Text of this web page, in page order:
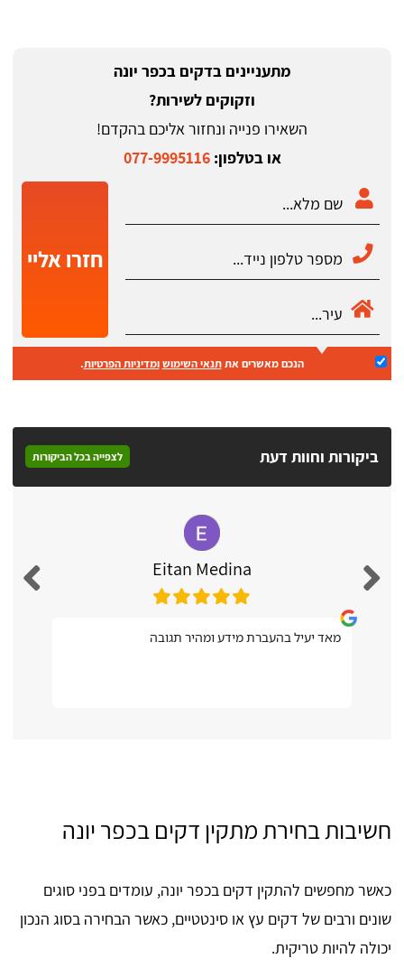
מתעניינים בדקים בכפר יונה
וזקוקים לשירות?
השאירו פנייה ונחזור אליכם בהקדם!
או בטלפון:077-9995116
חזרו אליי
הנכם מאשרים אתתנאי השימוש ומדיניות הפרטיות.
ביקורות וחוות דעת לצפייה בכל הביקורות
Eitan Medina
מאד יעיל בהעברת מידע ומהיר תגובה
חשיבות בחירת מתקין דקים בכפר יונה
כאשר מחפשים להתקין דקים בכפר יונה, עומדים בפני סוגים
שונים ורבים של דקים עץ או סינטטיים, כאשר הבחירה בסוג הנכון
יכולה להיות טריקית.